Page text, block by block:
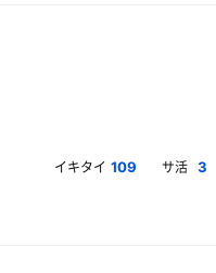
イキタイ 109 サ活 3